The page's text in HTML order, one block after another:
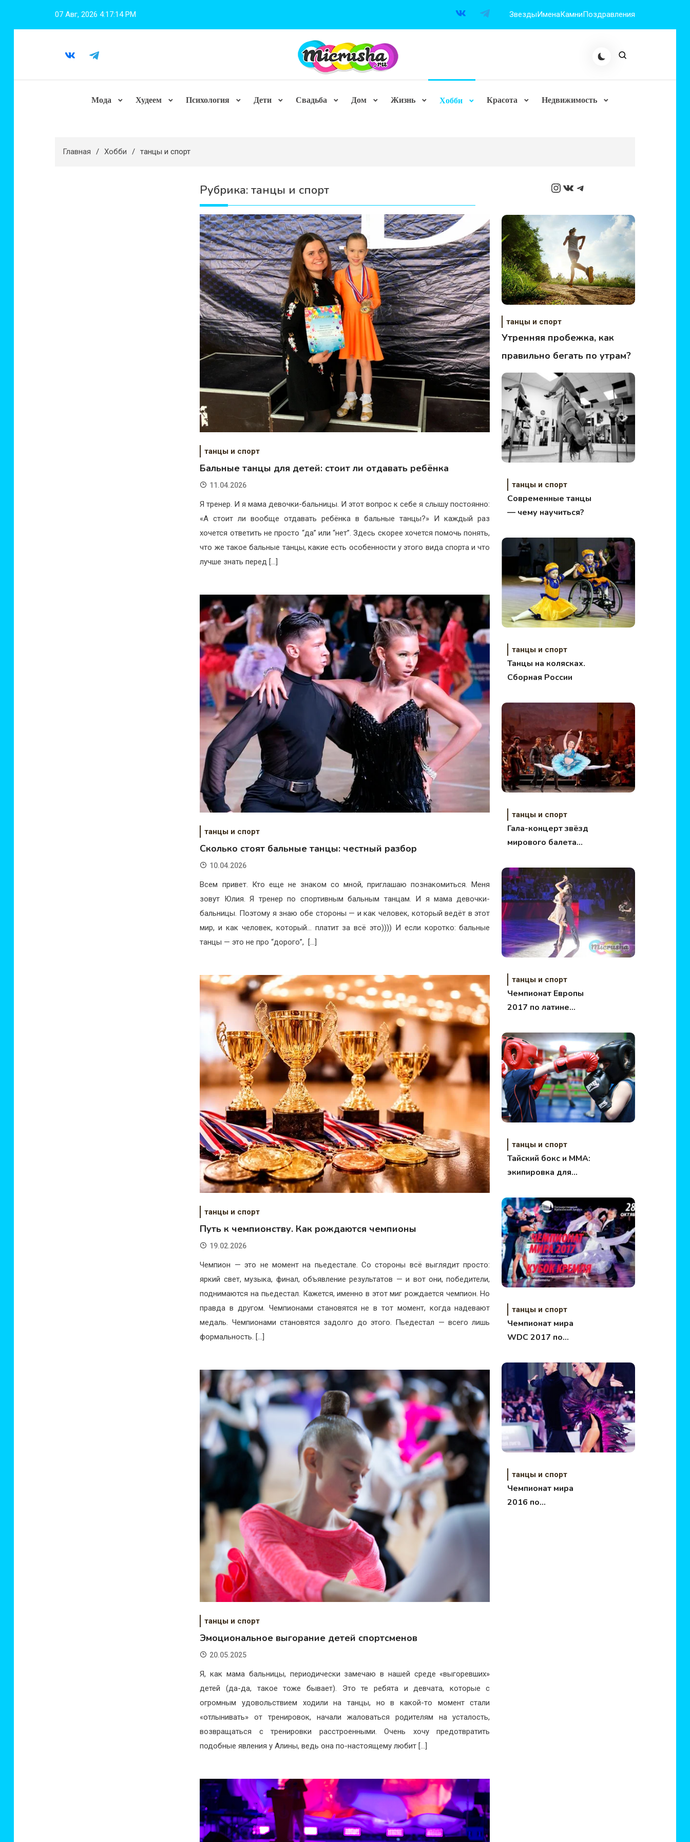
07 Авг, 2026 4:17:16 PM ЗвездыИменаКамниПоздравления
Мода Худеем Психология Дети Свадьба Дом Жизнь Хобби Красота Недвижимость
Главная Хобби танцы и спорт
Рубрика:танцы и спорт
танцы и спорт
Бальные танцы для детей: стоит ли отдавать ребёнка
11.04.2026
Я тренер. И я мама девочки-бальницы. И этот вопрос к себе я слышу постоянно:
«А стоит ли вообще отдавать ребёнка в бальные танцы?» И каждый раз
хочется ответить не просто “да” или “нет”. Здесь скорее хочется помочь понять,
что же такое бальные танцы, какие есть особенности у этого вида спорта и что
лучше знать перед […]
танцы и спорт
Сколько стоят бальные танцы: честный разбор
10.04.2026
Всем привет. Кто еще не знаком со мной, приглашаю познакомиться. Меня
зовут Юлия. Я тренер по спортивным бальным танцам. И я мама девочки-
бальницы. Поэтому я знаю обе стороны — и как человек, который ведёт в этот
мир, и как человек, который… платит за всё это)))) И если коротко: бальные
танцы — это не про “дорого”, […]
танцы и спорт
Путь к чемпионству. Как рождаются чемпионы
19.02.2026
Чемпион — это не момент на пьедестале. Со стороны всё выглядит просто:
яркий свет, музыка, финал, объявление результатов — и вот они, победители,
поднимаются на пьедестал. Кажется, именно в этот миг рождается чемпион. Но
правда в другом. Чемпионами становятся не в тот момент, когда надевают
медаль. Чемпионами становятся задолго до этого. Пьедестал — всего лишь
формальность. […]
танцы и спорт
Эмоциональное выгорание детей спортсменов
20.05.2025
Я, как мама бальницы, периодически замечаю в нашей среде «выгоревших»
детей (да-да, такое тоже бывает). Это те ребята и девчата, которые с
огромным удовольствием ходили на танцы, но в какой-то момент стали
«отлынивать» от тренировок, начали жаловаться родителям на усталость,
возвращаться с тренировки расстроенными. Очень хочу предотвратить
подобные явления у Алины, ведь она по-настоящему любит […]
Instagram
ВКонтакте
Telegram
танцы и спорт
Утренняя пробежка, как
правильно бегать по утрам?
танцы и спорт
Современные танцы
— чему научиться?
танцы и спорт
Танцы на колясках.
Сборная России
танцы и спорт
Гала-концерт звёзд
мирового балета
танцы и спорт
Чемпионат Европы
2017 по латине
профессионалов —
Итоги
танцы и спорт
Тайский бокс и ММА:
экипировка для
танцы и спорт
Чемпионат мира
WDC 2017 по
танцы и спорт
Чемпионат мира
2016 по